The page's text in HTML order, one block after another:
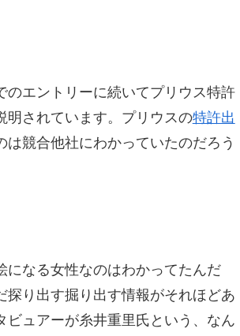
エントリーに続いてプリウス特許
明されています。プリウスの特許出
競合他社にわかっていたのだろう
になる女性なのはわかってたんだ
り出す掘り出す情報がそれほどあ
ビュアーが糸井重里氏という、なん